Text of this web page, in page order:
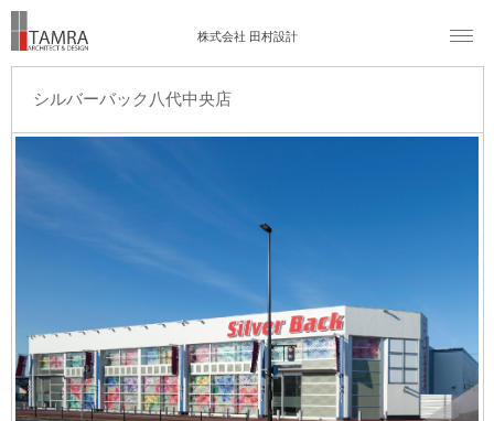
株式会社 田村設計
シルバーバック八代中央店